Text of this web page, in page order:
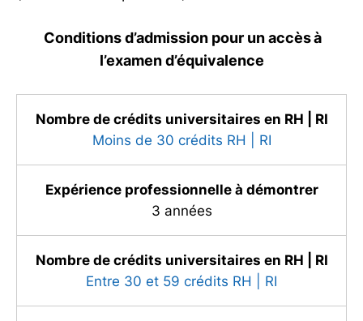
Si vous avez obtenu un de ces diplômes
effectuée par notre équipe pour déterminer
si vous possédez tous les crédits RH | RI
vous devez passer parl’examenou le
Conditions d’admission pour un accès à
l’examen d’équivalence
Nombre de crédits universitaires en RH | RI
Moins de 30 crédits RH | RI
Expérience professionnelle à démontrer
3 années
Nombre de crédits universitaires en RH | RI
Entre 30 et 59 crédits RH | RI